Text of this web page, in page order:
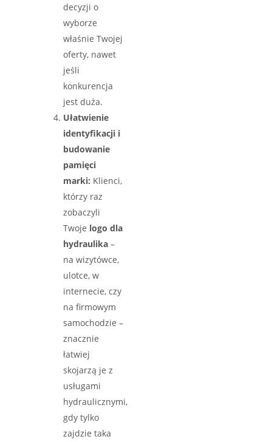
decyzji o
wyborze
właśnie Twojej
oferty, nawet
jeśli
konkurencja
jest duża.
Ułatwienie
identyfikacji i
budowanie
pamięci
marki: Klienci,
którzy raz
zobaczyli
Twoje logo dla
hydraulika –
na wizytówce,
ulotce, w
internecie, czy
na firmowym
samochodzie –
znacznie
łatwiej
skojarzą je z
usługami
hydraulicznymi,
gdy tylko
zajdzie taka